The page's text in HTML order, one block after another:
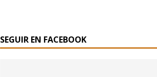
SEGUIR EN FACEBOOK